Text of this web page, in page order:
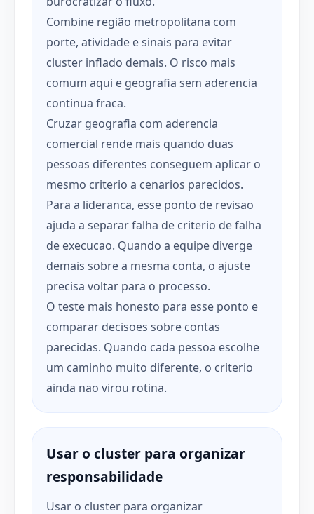
Combine região metropolitana com
porte, atividade e sinais para evitar
cluster inflado demais. O risco mais
comum aqui e geografia sem aderencia
continua fraca.
Cruzar geografia com aderencia
comercial rende mais quando duas
pessoas diferentes conseguem aplicar o
mesmo criterio a cenarios parecidos.
Para a lideranca, esse ponto de revisao
ajuda a separar falha de criterio de falha
de execucao. Quando a equipe diverge
demais sobre a mesma conta, o ajuste
precisa voltar para o processo.
O teste mais honesto para esse ponto e
comparar decisoes sobre contas
parecidas. Quando cada pessoa escolhe
um caminho muito diferente, o criterio
ainda nao virou rotina.
Usar o cluster para organizar
responsabilidade
Usar o cluster para organizar